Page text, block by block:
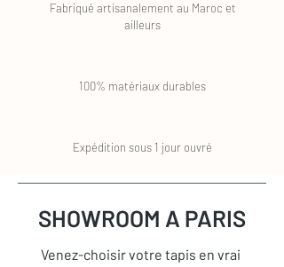
Fabriqué artisanalement au Maroc et
ailleurs
100% matériaux durables
Expédition sous 1 jour ouvré
SHOWROOM A PARIS
Venez-choisir votre tapis en vrai